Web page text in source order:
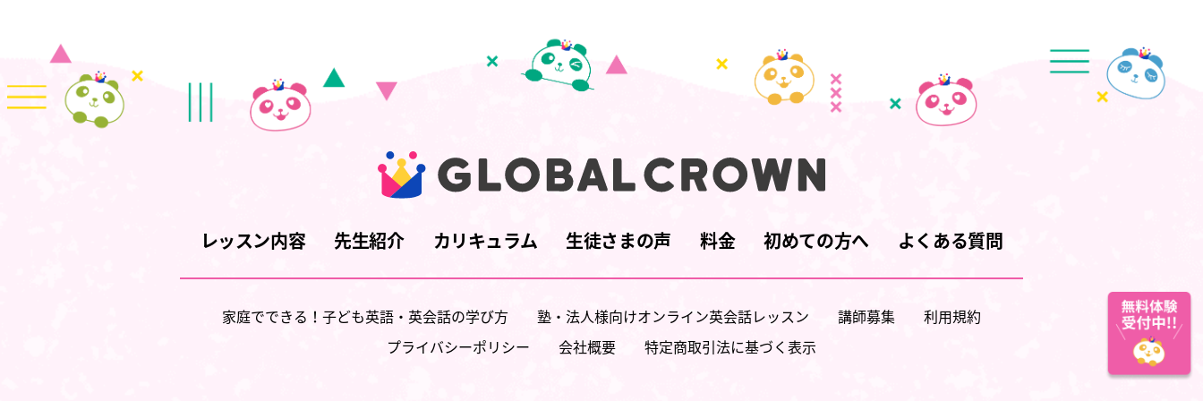
レッスン内容 先生紹介 カリキュラム 生徒さまの声 料金 初めての方へ よくある質問
家庭でできる！子ども英語・英会話の学び方 塾・法人様向けオンライン英会話レッスン 講師募集
利用規約
プライバシーポリシー
会社概要 特定商取引法に基づく表示